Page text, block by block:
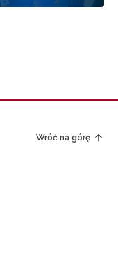
Wróć na górę